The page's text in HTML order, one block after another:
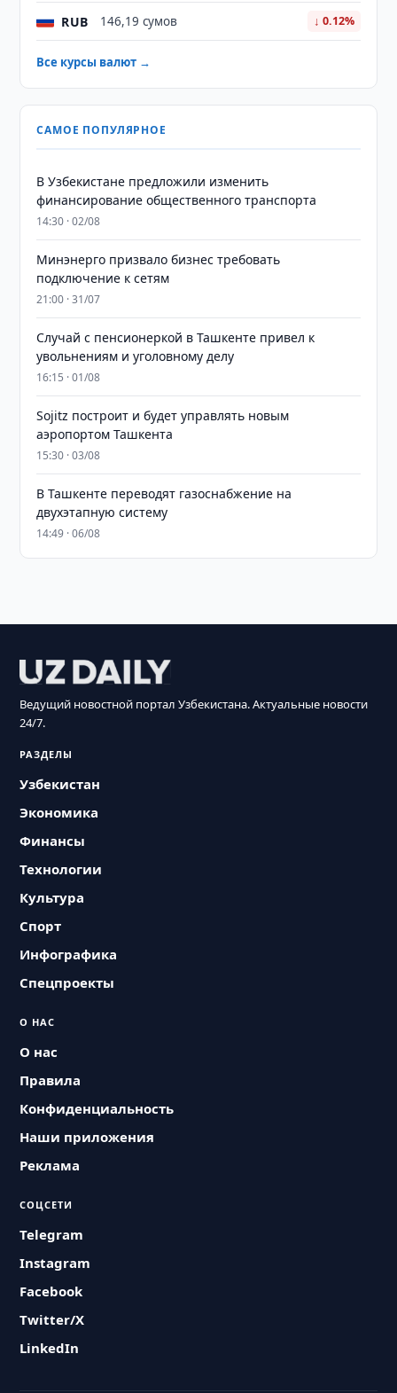
RUB 146,19 сумов ↓ 0.12%
Все курсы валют →
САМОЕ ПОПУЛЯРНОЕ
В Узбекистане предложили изменить
финансирование общественного транспорта
14:30 · 02/08
Минэнерго призвало бизнес требовать
подключение к сетям
21:00 · 31/07
Случай с пенсионеркой в Ташкенте привел к
увольнениям и уголовному делу
16:15 · 01/08
Sojitz построит и будет управлять новым
аэропортом Ташкента
15:30 · 03/08
В Ташкенте переводят газоснабжение на
двухэтапную систему
14:49 · 06/08
Ведущий новостной портал Узбекистана. Актуальные новости
24/7.
РАЗДЕЛЫ
Узбекистан
Экономика
Финансы
Технологии
Культура
Спорт
Инфографика
Спецпроекты
О НАС
О нас
Правила
Конфиденциальность
Наши приложения
Реклама
СОЦСЕТИ
Telegram
Instagram
Facebook
Twitter/X
LinkedIn